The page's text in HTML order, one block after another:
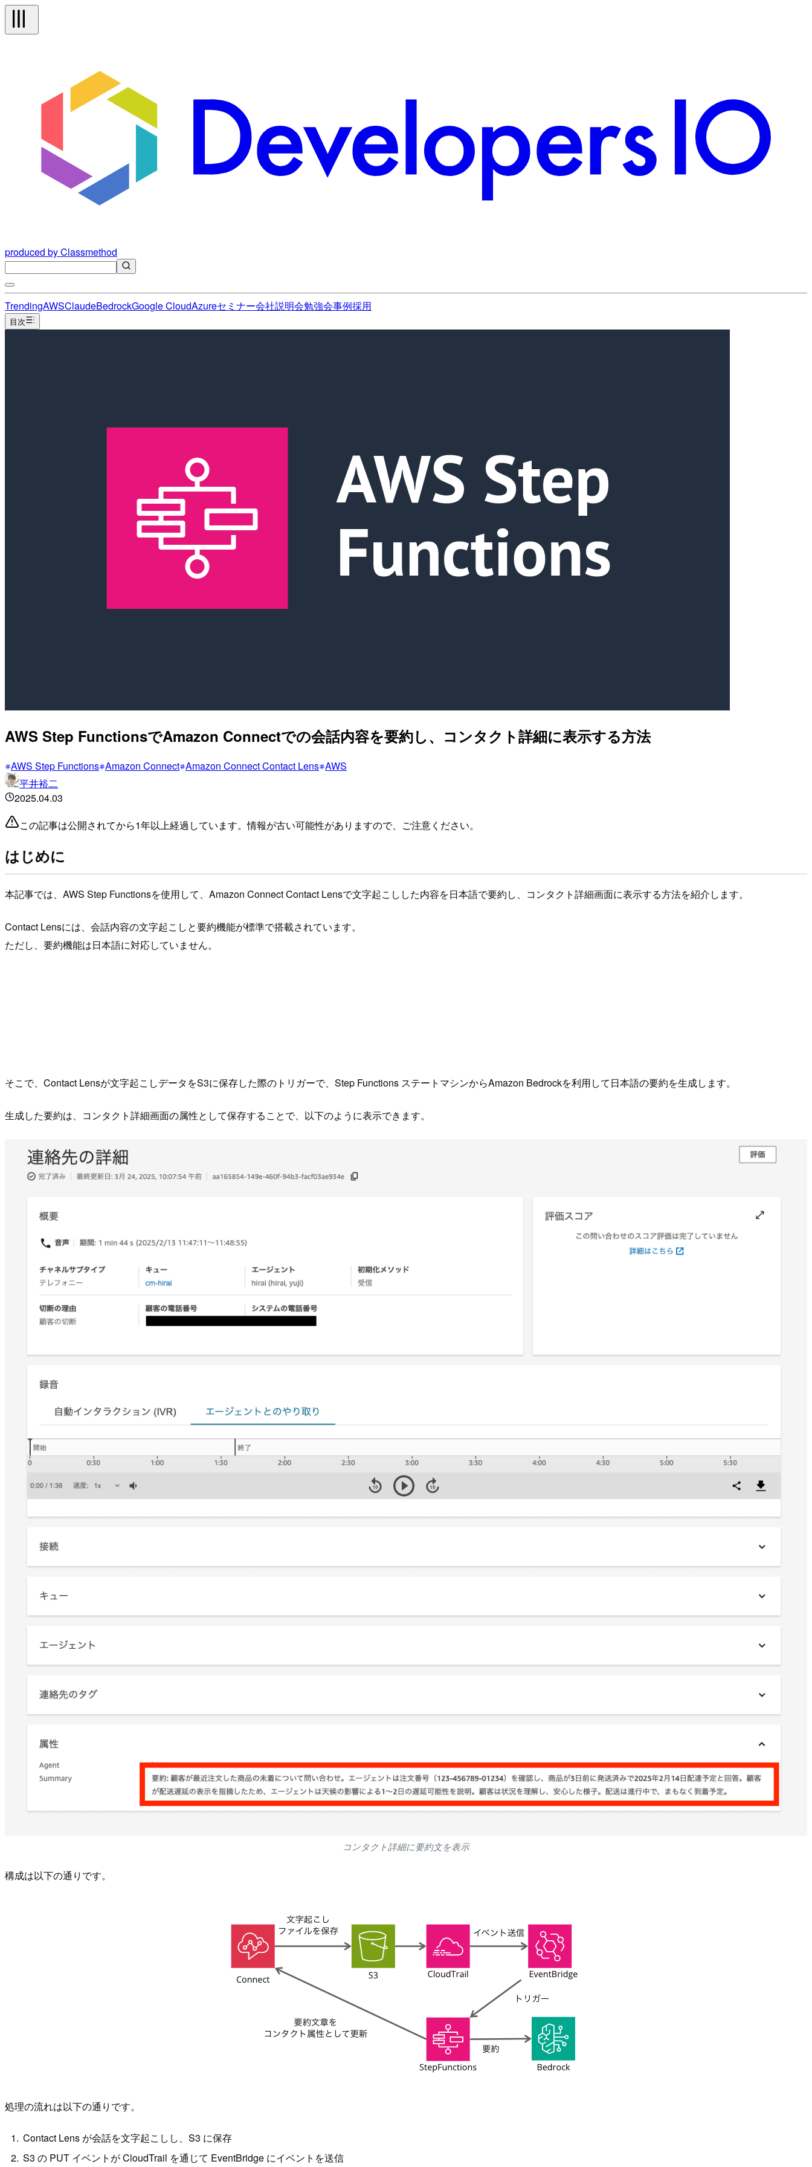
produced by Classmethod
TrendingAWSClaudeBedrockGoogle CloudAzureセミナー会社説明会勉強会事例採用
目次
AWS Step FunctionsでAmazon Connectでの会話内容を要約し、コンタクト詳細に表示する方法
AWS Step Functions Amazon Connect Amazon Connect Contact Lens AWS
平井裕二
2025.04.03
この記事は公開されてから1年以上経過しています。情報が古い可能性がありますので、ご注意ください。
はじめに
本記事では、AWS Step Functionsを使用して、Amazon Connect Contact Lensで文字起こしした内容を日本語で要約し、コンタクト詳細画面に表示する方法を紹介します。
Contact Lensには、会話内容の文字起こしと要約機能が標準で搭載されています。
ただし、要約機能は日本語に対応していません。
そこで、Contact Lensが文字起こしデータをS3に保存した際のトリガーで、Step Functions ステートマシンからAmazon Bedrockを利用して日本語の要約を生成します。
生成した要約は、コンタクト詳細画面の属性として保存することで、以下のように表示できます。
コンタクト詳細に要約文を表示
構成は以下の通りです。
処理の流れは以下の通りです。
Contact Lens が会話を文字起こしし、S3 に保存
S3 の PUT イベントが CloudTrail を通じて EventBridge にイベントを送信